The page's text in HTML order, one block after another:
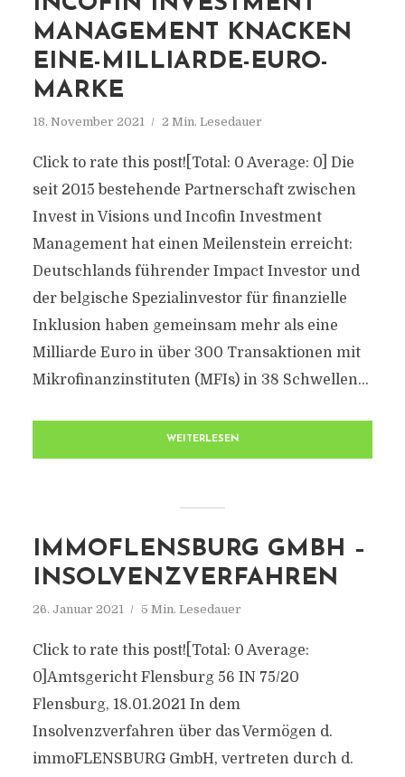
MANAGEMENT KNACKEN
EINE-MILLIARDE-EURO-
MARKE
18. November 2021 2 Min. Lesedauer
Click to rate this post![Total: 0 Average: 0] Die
seit 2015 bestehende Partnerschaft zwischen
Invest in Visions und Incofin Investment
Management hat einen Meilenstein erreicht:
Deutschlands führender Impact Investor und
der belgische Spezialinvestor für finanzielle
Inklusion haben gemeinsam mehr als eine
Milliarde Euro in über 300 Transaktionen mit
Mikrofinanzinstituten (MFIs) in 38 Schwellen...
WEITERLESEN
IMMOFLENSBURG GMBH –
INSOLVENZVERFAHREN
26. Januar 2021 5 Min. Lesedauer
Click to rate this post![Total: 0 Average:
0]Amtsgericht Flensburg 56 IN 75/20
Flensburg, 18.01.2021 In dem
Insolvenzverfahren über das Vermögen d.
immoFLENSBURG GmbH, vertreten durch d.